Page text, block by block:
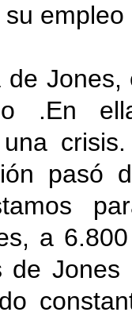
.En
una
pasó
a
de Jones